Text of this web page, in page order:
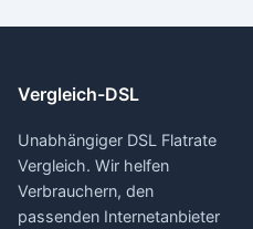
Vergleich-DSL
Unabhängiger DSL Flatrate
Vergleich. Wir helfen
Verbrauchern, den
passenden Internetanbieter